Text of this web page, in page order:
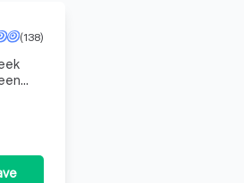
(138)